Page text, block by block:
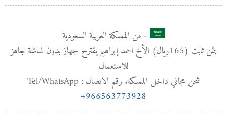
- من المملكة العربية السعودية
بثمن ثابت (165﷼) الأخ احمد إبراهيم يقترح جهاز بدون شاشة جاهز
للاستعمال
شحن مجاني داخل المملكة. رقم الاتصال : Tel/WhatsApp
+966563773928